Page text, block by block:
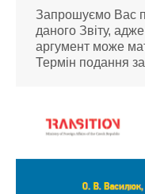
Запрошуємо Вас
даного Звіту,
аргумент може
Термін подання